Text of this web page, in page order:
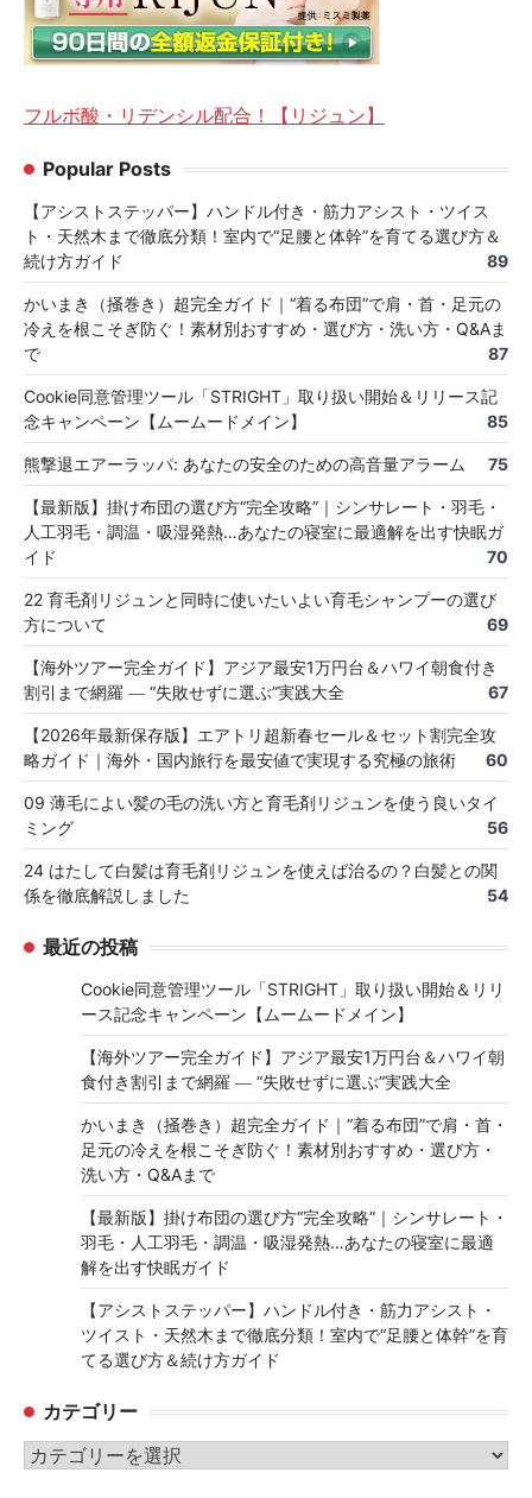
フルボ酸・リデンシル配合！【リジュン】
Popular Posts
【アシストステッパー】ハンドル付き・筋力アシスト・ツイス
ト・天然木まで徹底分類！室内で“足腰と体幹”を育てる選び方＆
続け方ガイド
89
かいまき（掻巻き）超完全ガイド｜“着る布団”で肩・首・足元の
冷えを根こそぎ防ぐ！素材別おすすめ・選び方・洗い方・Q&Aま
で
87
Cookie同意管理ツール「STRIGHT」取り扱い開始＆リリース記
念キャンペーン【ムームードメイン】
85
熊撃退エアーラッパ: あなたの安全のための高音量アラーム 75
【最新版】掛け布団の選び方“完全攻略”｜シンサレート・羽毛・
人工羽毛・調温・吸湿発熱…あなたの寝室に最適解を出す快眠ガ
イド
70
22 育毛剤リジュンと同時に使いたいよい育毛シャンプーの選び
方について
69
【海外ツアー完全ガイド】アジア最安1万円台＆ハワイ朝食付き
割引まで網羅 ― “失敗せずに選ぶ”実践大全
67
【2026年最新保存版】エアトリ超新春セール＆セット割完全攻
略ガイド｜海外・国内旅行を最安値で実現する究極の旅術
60
09 薄毛によい髪の毛の洗い方と育毛剤リジュンを使う良いタイ
ミング
56
24 はたして白髪は育毛剤リジュンを使えば治るの？白髪との関
係を徹底解説しました
54
最近の投稿
Cookie同意管理ツール「STRIGHT」取り扱い開始＆リリ
ース記念キャンペーン【ムームードメイン】
【海外ツアー完全ガイド】アジア最安1万円台＆ハワイ朝
食付き割引まで網羅 ― “失敗せずに選ぶ”実践大全
かいまき（掻巻き）超完全ガイド｜“着る布団”で肩・首・
足元の冷えを根こそぎ防ぐ！素材別おすすめ・選び方・
洗い方・Q&Aまで
【最新版】掛け布団の選び方“完全攻略”｜シンサレート・
羽毛・人工羽毛・調温・吸湿発熱…あなたの寝室に最適
解を出す快眠ガイド
【アシストステッパー】ハンドル付き・筋力アシスト・
ツイスト・天然木まで徹底分類！室内で“足腰と体幹”を育
てる選び方＆続け方ガイド
カテゴリー
カ